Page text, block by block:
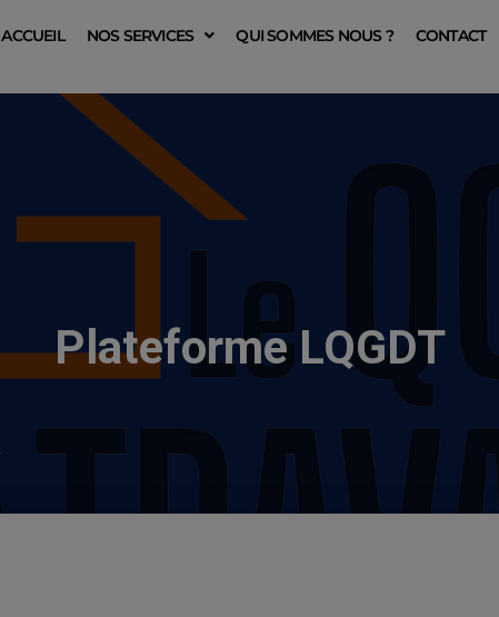
ACCUEIL NOS SERVICES QUI SOMMES NOUS ? CONTACT
Plateforme LQGDT